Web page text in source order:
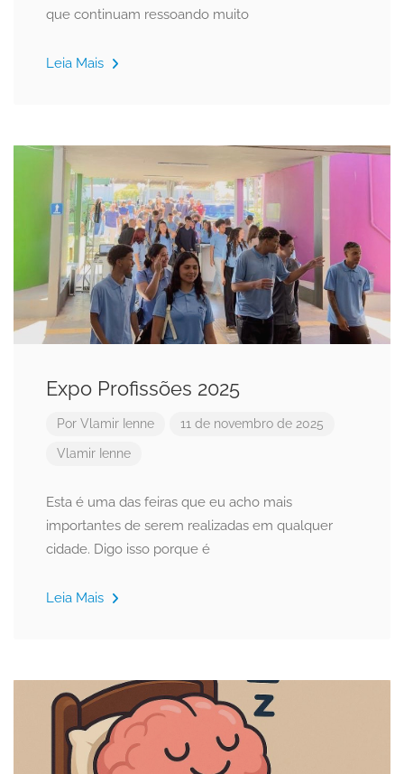
que continuam ressoando muito
Leia Mais
Expo Profissões 2025
Por Vlamir Ienne 11 de novembro de 2025
Vlamir Ienne
Esta é uma das feiras que eu acho mais
importantes de serem realizadas em qualquer
cidade. Digo isso porque é
Leia Mais